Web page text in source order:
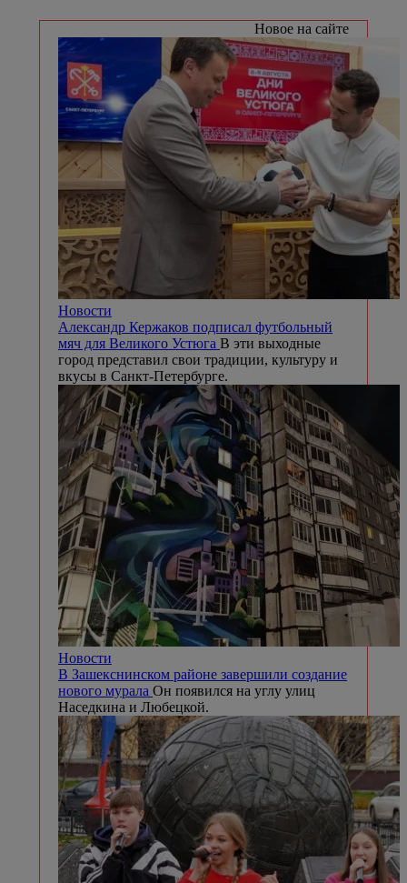
Новое на сайте
Новости
Александр Кержаков подписал футбольный
мяч для Великого Устюга В эти выходные
город представил свои традиции, культуру и
вкусы в Санкт-Петербурге.
Новости
В Зашекснинском районе завершили создание
нового мурала Он появился на углу улиц
Наседкина и Любецкой.